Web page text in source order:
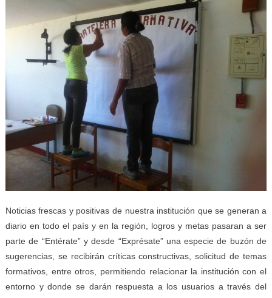
Noticias frescas y positivas de nuestra institución que se generan a
diario en todo el país y en la región, logros y metas pasaran a ser
parte de “Entérate” y desde “Exprésate” una especie de buzón de
sugerencias, se recibirán críticas constructivas, solicitud de temas
formativos, entre otros, permitiendo relacionar la institución con el
entorno y donde se darán respuesta a los usuarios a través del